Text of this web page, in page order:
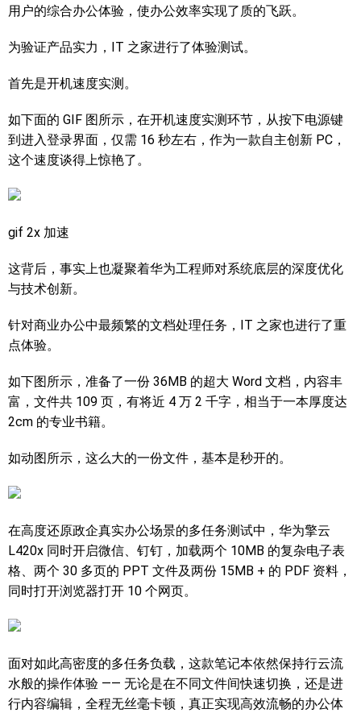
用户的综合办公体验，使办公效率实现了质的飞跃。
为验证产品实力，IT 之家进行了体验测试。
首先是开机速度实测。
如下面的 GIF 图所示，在开机速度实测环节，从按下电源键
到进入登录界面，仅需 16 秒左右，作为一款自主创新 PC，
这个速度谈得上惊艳了。
gif 2x 加速
这背后，事实上也凝聚着华为工程师对系统底层的深度优化
与技术创新。
针对商业办公中最频繁的文档处理任务，IT 之家也进行了重
点体验。
如下图所示，准备了一份 36MB 的超大 Word 文档，内容丰
富，文件共 109 页，有将近 4 万 2 千字，相当于一本厚度达
2cm 的专业书籍。
如动图所示，这么大的一份文件，基本是秒开的。
在高度还原政企真实办公场景的多任务测试中，华为擎云
L420x 同时开启微信、钉钉，加载两个 10MB 的复杂电子表
格、两个 30 多页的 PPT 文件及两份 15MB + 的 PDF 资料，
同时打开浏览器打开 10 个网页。
面对如此高密度的多任务负载，这款笔记本依然保持行云流
水般的操作体验 —— 无论是在不同文件间快速切换，还是进
行内容编辑，全程无丝毫卡顿，真正实现高效流畅的办公体